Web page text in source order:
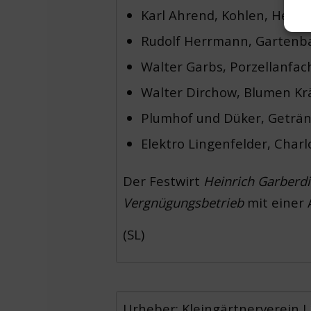
Karl Ahrend, Kohlen,
Rudolf Herrmann,
Walter Garbs,
Walter Dirchow, Blumen
Plumhof und Düker,
Elektro Lingenfelder,
Der Festwirt Heinrich
Vergnügungsbetriebmit einer
(SL)